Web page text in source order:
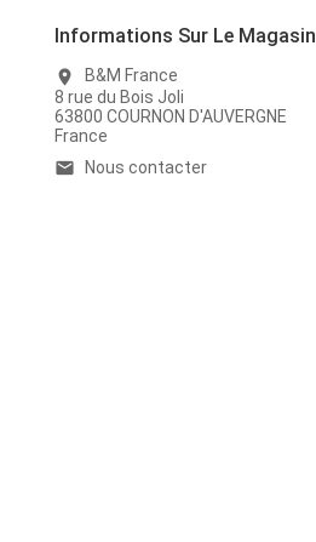
Informations Sur Le Magasin
location_on
B&M France
8 rue du Bois Joli
63800 COURNON D'AUVERGNE
France
email Nous contacter